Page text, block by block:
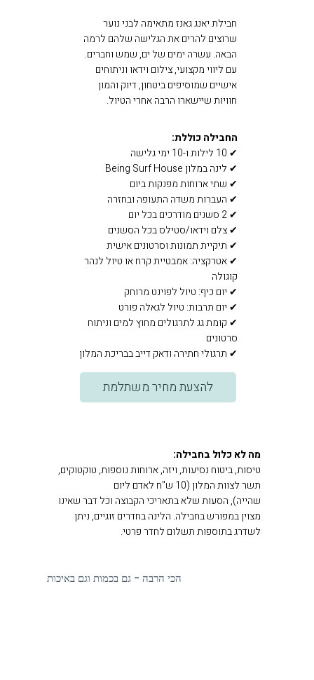
חבילת יאנג גאנז מתאימה לבני נוער
שרוצים להרים את הגלישה שלהם לרמה
הבאה. עשרה ימים של ים, שמש וחברים.
עם ליווי מקצועי, צילום וידאו וניתוחים
אישיים שמוסיפים ביטחון, דיוק והמון
חוויות שיישארו הרבה אחרי הטיול.
החבילה כוללת:
✔ 10 לילות ו-10 ימי גלישה
✔ לינה במלון Being Surf House
✔ שתי ארוחות מפנקות ביום
✔ העברות משדה התעופה ובחזרה
✔ 2 סשנים מודרכים בכל יום
✔ צלם וידאו/סטילס בכל הסשנים
✔ תיקיית תמונות וסרטונים אישית
✔ אטרקציה: אמבטיית קרח או טיול לנהר
קוגולה
✔ יום כיף: טיול לפוינט מרוחק
✔ יום תרבות: טיול לגאלה פורט
✔ קומת גג לתרגולים מחוץ למים וניתוח
סרטונים
✔ תרגולי חתירה ודאק דייב בבריכת המלון
להצעת מחיר משתלמת
מה לא כלול בחבילה:
טיסות, ביטוח נסיעות, ויזה, ארוחות נוספות, טוקטוקים,
תשר לצוות המלון (10 ש"ח לאדם ליום
שהייה), הסעות שלא בתאריכי הקבוצה וכל דבר שאינו
מצוין במפורש בחבילה. הלינה בחדרים זוגיים, ניתן
לשדרג בתוספות תשלום לחדר פרטי.
הכי הרבה - גם בכמות וגם באיכות